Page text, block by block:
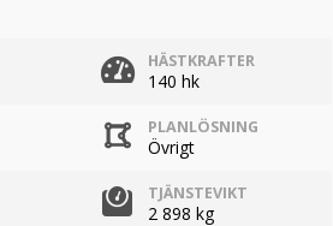
HÄSTKRAFTER
140 hk
PLANLÖSNING
Övrigt
TJÄNSTEVIKT
2 898 kg